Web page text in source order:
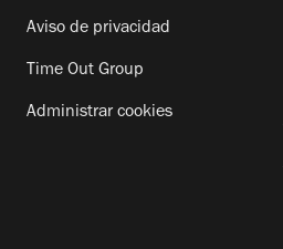
Aviso de privacidad
Time Out Group
Administrar cookies